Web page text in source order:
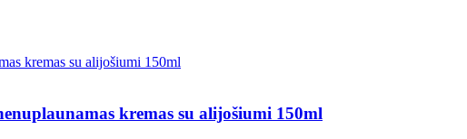
kremas su alijošiumi 150ml